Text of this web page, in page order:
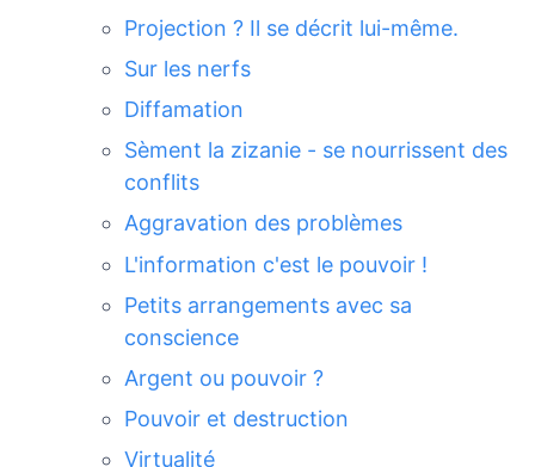
Projection ? Il se décrit lui-même.
Sur les nerfs
Diffamation
Sèment la zizanie - se nourrissent des
conflits
Aggravation des problèmes
L'information c'est le pouvoir !
Petits arrangements avec sa
conscience
Argent ou pouvoir ?
Pouvoir et destruction
Virtualité